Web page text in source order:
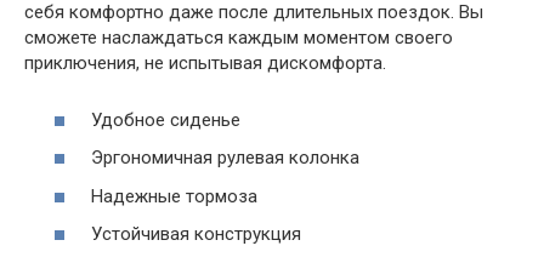
себя комфортно даже после длительных поездок. Вы
сможете наслаждаться каждым моментом своего
приключения, не испытывая дискомфорта.
Удобное сиденье
Эргономичная рулевая колонка
Надежные тормоза
Устойчивая конструкция